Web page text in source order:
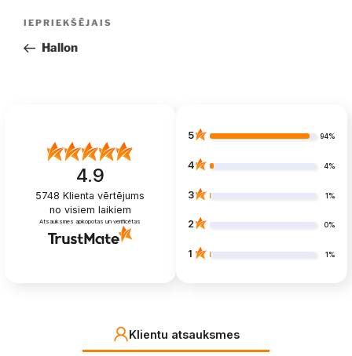
Iepriekšējā
ziņa:
IEPRIEKŠĒJAIS
Hallon
4.9
5748 Klienta vērtējums
no visiem laikiem
Atsauksmes apkopotas un verificētas
5 94%
4 4%
3 1%
2 0%
1 1%
Klientu atsauksmes